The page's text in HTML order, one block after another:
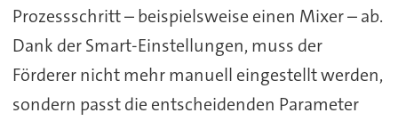
Prozessschritt – beispielsweise einen Mixer – ab.
Dank der Smart-Einstellungen, muss der
Förderer nicht mehr manuell eingestellt werden,
sondern passt die entscheidenden Parameter